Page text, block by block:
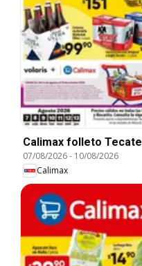
Calimax folleto Tecate
07/08/2026- 10/08/2026
Calimax